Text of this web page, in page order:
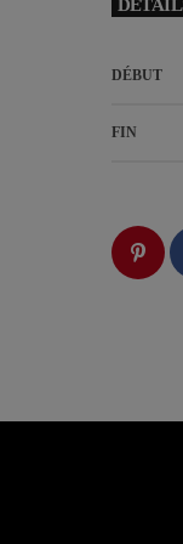
DÉBUT
FIN